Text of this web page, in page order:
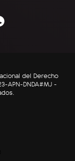
del Derecho
APN-DNDA#MJ -